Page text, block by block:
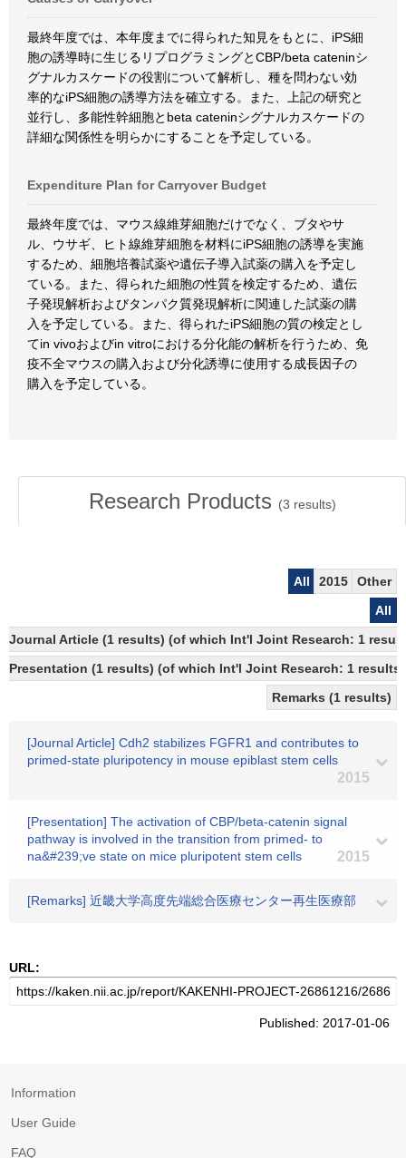
最終年度では、本年度までに得られた知見をもとに、iPS細
胞の誘導時に生じるリプログラミングとCBP/beta cateninシ
グナルカスケードの役割について解析し、種を問わない効
率的なiPS細胞の誘導方法を確立する。また、上記の研究と
並行し、多能性幹細胞とbeta cateninシグナルカスケードの
詳細な関係性を明らかにすることを予定している。
Expenditure Plan for Carryover Budget
最終年度では、マウス線維芽細胞だけでなく、ブタやサ
ル、ウサギ、ヒト線維芽細胞を材料にiPS細胞の誘導を実施
するため、細胞培養試薬や遺伝子導入試薬の購入を予定し
ている。また、得られた細胞の性質を検定するため、遺伝
子発現解析およびタンパク質発現解析に関連した試薬の購
入を予定している。また、得られたiPS細胞の質の検定とし
てin vivoおよびin vitroにおける分化能の解析を行うため、免
疫不全マウスの購入および分化誘導に使用する成長因子の
購入を予定している。
Research Products (3 results)
All 2015
Other
All
Journal Article (1 results) (of which Int'l Joint Research: 1
Presentation (1 results) (of which Int'l Joint Research: 1 results)
Remarks (1 results)
[Journal Article] Cdh2 stabilizes FGFR1 and contributes to
primed-state pluripotency in mouse epiblast stem cells
2015
[Presentation] The activation of CBP/beta-catenin signal
pathway is involved in the transition from primed- to
na&#239;ve state on mice pluripotent stem cells
2015
[Remarks] 近畿大学高度先端総合医療センター再生医療部
URL:
Published: 2017-01-06
Information
User Guide
FAQ